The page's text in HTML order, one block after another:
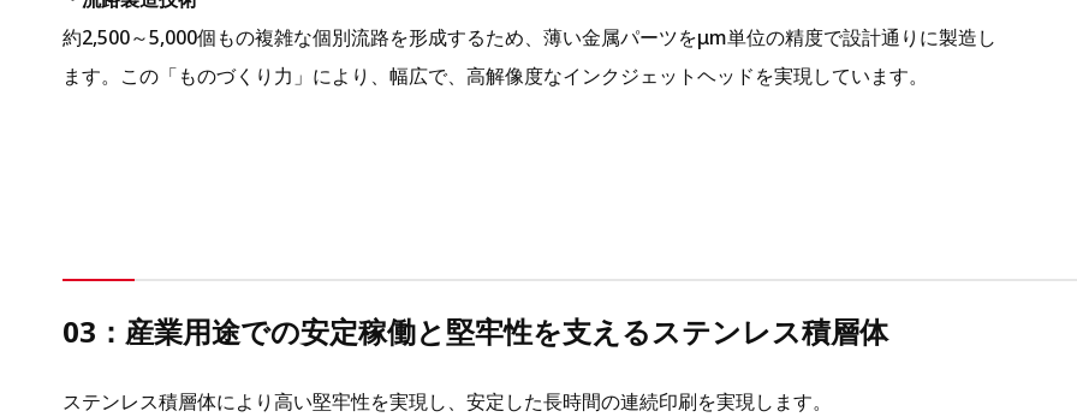
約2,500～5,000個もの複雑な個別流路を形成するため、薄い金属パーツをμm単位の精度で設計通りに製造し
ます。この「ものづくり力」により、幅広で、高解像度なインクジェットヘッドを実現しています。
03： 産業用途での安定稼働と堅牢性を支えるステンレス積層体
ステンレス積層体により高い堅牢性を実現し、安定した長時間の連続印刷を実現します。